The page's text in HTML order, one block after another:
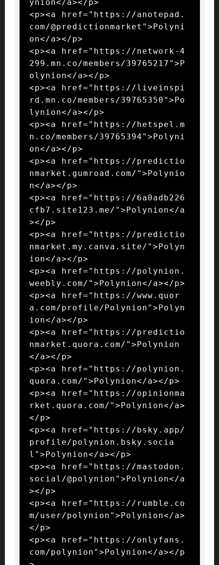
ynion</a></p>
<p><a href="https://anotepad.
com/@predictionmarket">Polyni
on</a></p>
<p><a href="https://network-4
299.mn.co/members/39765217">P
olynion</a></p>
<p><a href="https://liveinspi
rd.mn.co/members/39765350">Po
lynion</a></p>
<p><a href="https://hetspel.m
n.co/members/39765394">Polyni
on</a></p>
<p><a href="https://predictio
nmarket.gumroad.com/">Polynio
n</a></p>
<p><a href="https://6a0adb226
cfb7.site123.me/">Polynion</a
></p>
<p><a href="https://predictio
nmarket.my.canva.site/">Polyn
ion</a></p>
<p><a href="https://polynion.
weebly.com/">Polynion</a></p>
<p><a href="https://www.quor
a.com/profile/Polynion">Polyn
ion</a></p>
<p><a href="https://predictio
nmarket.quora.com/">Polynion
</a></p>
<p><a href="https://polynion.
quora.com/">Polynion</a></p>
<p><a href="https://opinionma
rket.quora.com/">Polynion</a>
</p>
<p><a href="https://bsky.app/
profile/polynion.bsky.socia
l">Polynion</a></p>
<p><a href="https://mastodon.
social/@polynion">Polynion</a
></p>
<p><a href="https://rumble.co
m/user/polynion">Polynion</a>
</p>
<p><a href="https://onlyfans.
com/polynion">Polynion</a></p